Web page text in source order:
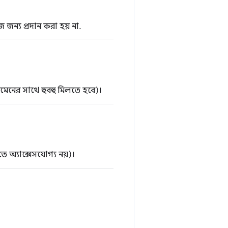
জন্য প্রদান করা হয় না.
সাথে হুবহু মিলতে হবে)।
অ্যাক্সেসযোগ্য নয়)।